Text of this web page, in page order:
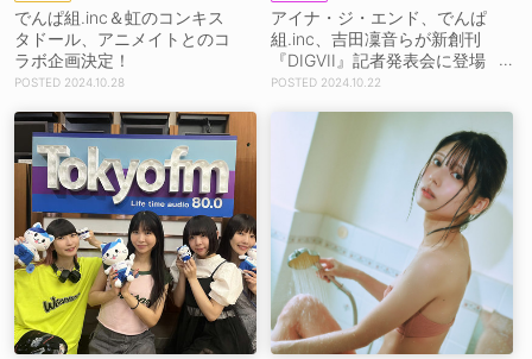
でんぱ組.inc＆虹のコンキス
タドール、アニメイトとのコ
ラボ企画決定！
2024.10.28
アイナ・ジ・エンド、でんぱ
組.inc、吉田凜音らが新創刊
『DIGVII』記者発表会に登場
「時代の幕開けに携わらせて
に幸せ」
2024.10.22